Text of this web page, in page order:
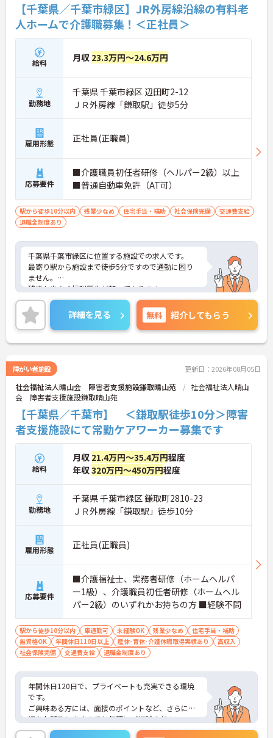
【千葉県／千葉市緑区】JR外房線沿線の有料老
人ホームで介護職募集！＜正社員＞
給料 月収 23.3万円～24.6万円
勤務地
千葉県 千葉市緑区 辺田町2-12
ＪＲ外房線「鎌取駅」徒歩5分
雇用形態 正社員(正職員)
応募要件
■介護職員初任者研修（ヘルパー2級）以上
■普通自動車免許（AT可）
駅から徒歩10分以内 残業少なめ 住宅手当・補助 社会保険完備
交通費支給
退職金制度あり
千葉県千葉市緑区に位置する施設での求人です。
最寄り駅から施設まで徒歩5分ですので通勤に困り
ません。
残業も少なく福利厚生が整っております。
ご興味のある方はお気軽にお問い合わせ下さい。
詳細を見る 無料 紹介してもらう
障がい者施設 更新日：2026年08月05日
社会福祉法人晴山会 障害者支援施設鎌取晴山苑
社会福祉法人晴山
会 障害者支援施設鎌取晴山苑
【千葉県／千葉市】 ＜鎌取駅徒歩10分＞障害
者支援施設にて常勤ケアワーカー募集です
給料
月収 21.4万円～35.4万円程度
年収320万円～450万円程度
勤務地
千葉県 千葉市緑区 鎌取町2810-23
ＪＲ外房線「鎌取駅」徒歩10分
雇用形態 正社員(正職員)
応募要件
■介護福祉士、実務者研修（ホームヘルパ
ー1級）、介護職員初任者研修（ホームヘル
パー2級）のいずれかお持ちの方 ■経験不問
駅から徒歩10分以内 車通勤可 未経験OK 残業少なめ
住宅手当・補助
無資格OK
年間休日110日以上 産休･育休･介護休暇取得実績あり
高収入
社会保険完備
交通費支給 退職金制度あり
年間休日120日で、プライベートも充実できる環境
です。
ご興味ある方には、面接のポイントなど、さらに詳
細をお話致しますのでお気軽にご相談ください。